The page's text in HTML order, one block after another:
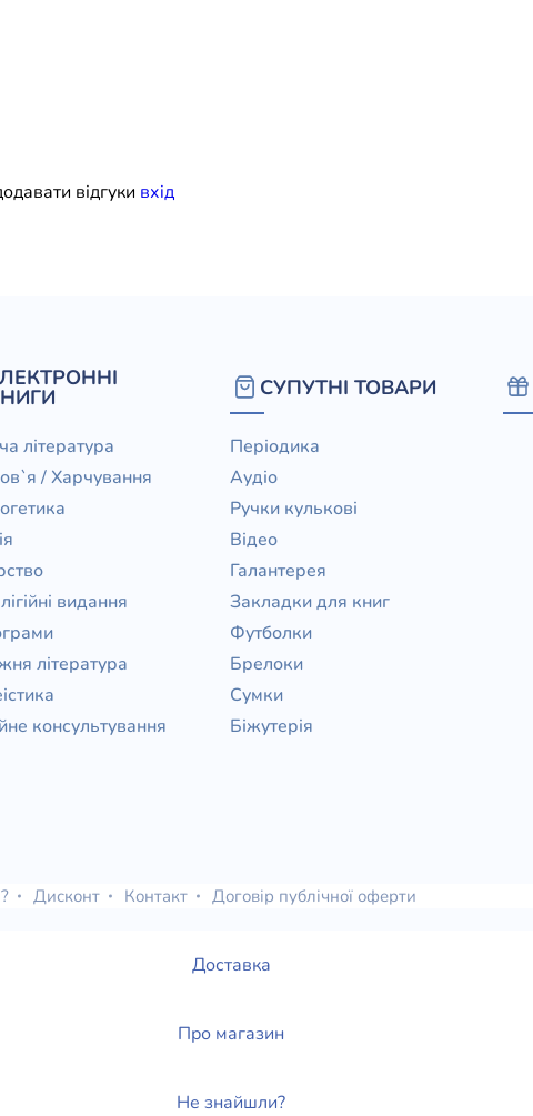
Художня література
відгуки вхiд
література
/ Харчування
видання
література
консультування
СУПУТНІ ТОВАРИ
Періодика
Аудіо
Ручки кулькові
Відео
Галантерея
Закладки для книг
Футболки
Брелоки
Сумки
Біжутерія
Дисконт Контакт Договір публічної оферти
Доставка
Про магазин
Не знайшли?